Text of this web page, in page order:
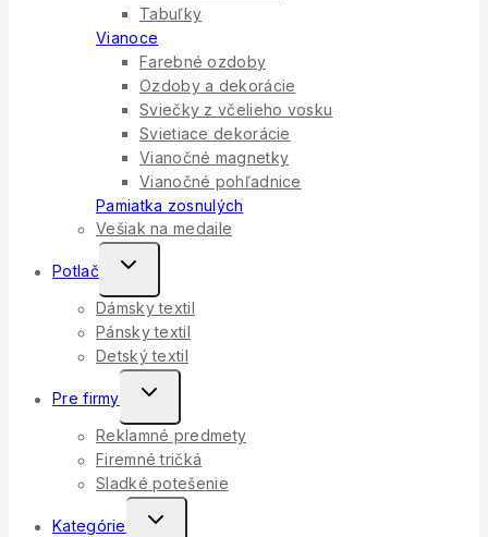
Tabuľky
Vianoce
Farebné ozdoby
Ozdoby a dekorácie
Sviečky z včelieho vosku
Svietiace dekorácie
Vianočné magnetky
Vianočné pohľadnice
Pamiatka zosnulých
Vešiak na medaile
Potlač
Toggle
Child
Menu
Dámsky textil
Pánsky textil
Detský textil
Pre firmy
Toggle
Child
Menu
Reklamné predmety
Firemné tričká
Sladké potešenie
Kategórie
Toggle